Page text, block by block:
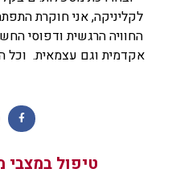
לקליניקה, אני חוקרת
החוויה הרגשית ודפוסי
אקדמית וגם עצמאית. וכל
טיפול במצבי